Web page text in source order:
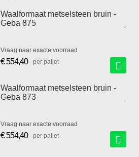
prijs
Waalformaat metselsteen bruin -
Geba 875
Vraag naar exacte voorraad
€ 554,40 per pallet
Waalformaat metselsteen bruin -
Geba 873
Vraag naar exacte voorraad
€ 554,40 per pallet